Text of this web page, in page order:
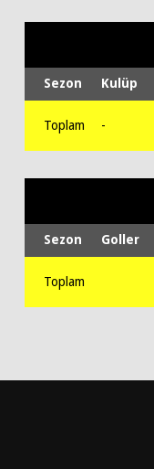
Sezon Kulüp
Toplam -
Sezon Goller
Toplam